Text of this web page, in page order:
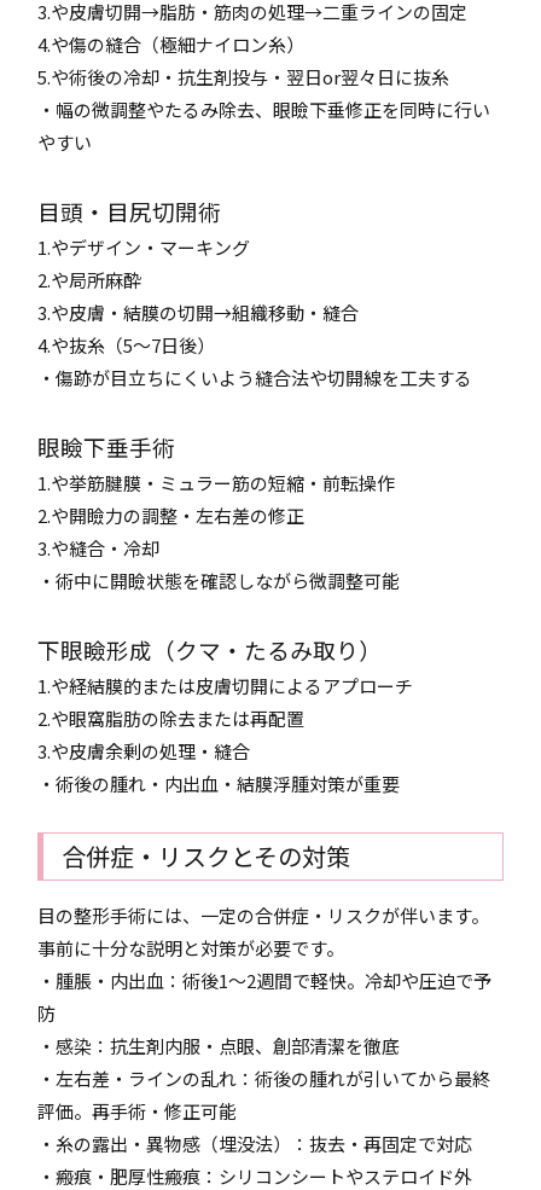
3.や皮膚切開→脂肪・筋肉の処理→二重ラインの固定
4.や傷の縫合（極細ナイロン糸）
5.や術後の冷却・抗生剤投与・翌日or翌々日に抜糸
・幅の微調整やたるみ除去、眼瞼下垂修正を同時に行い
やすい
目頭・目尻切開術
1.やデザイン・マーキング
2.や局所麻酔
3.や皮膚・結膜の切開→組織移動・縫合
4.や抜糸（5～7日後）
・傷跡が目立ちにくいよう縫合法や切開線を工夫する
眼瞼下垂手術
1.や挙筋腱膜・ミュラー筋の短縮・前転操作
2.や開瞼力の調整・左右差の修正
3.や縫合・冷却
・術中に開瞼状態を確認しながら微調整可能
下眼瞼形成（クマ・たるみ取り）
1.や経結膜的または皮膚切開によるアプローチ
2.や眼窩脂肪の除去または再配置
3.や皮膚余剰の処理・縫合
・術後の腫れ・内出血・結膜浮腫対策が重要
合併症・リスクとその対策
目の整形手術には、一定の合併症・リスクが伴います。
事前に十分な説明と対策が必要です。
・腫脹・内出血：術後1～2週間で軽快。冷却や圧迫で予
防
・感染：抗生剤内服・点眼、創部清潔を徹底
・左右差・ラインの乱れ：術後の腫れが引いてから最終
評価。再手術・修正可能
・糸の露出・異物感（埋没法）：抜去・再固定で対応
・瘢痕・肥厚性瘢痕：シリコンシートやステロイド外